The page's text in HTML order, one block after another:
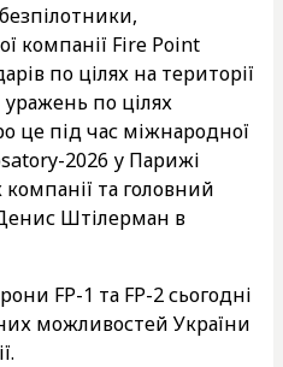
компанії Fire Point
по цілях на території
уражень по цілях
це під час міжнародної
2026 у Парижі
компанії та головний
Штілерман в
FP-1 та FP-2 сьогодні
можливостей України